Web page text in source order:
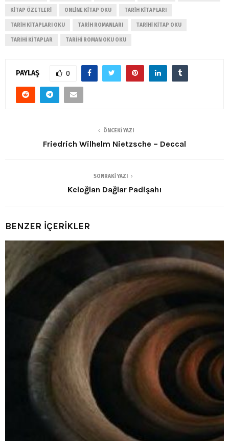
KITAP ÖZETLERI ONLINE KITAP OKU TARIH KITAPLARI
TARIH KITAPLARI OKU TARIH ROMANLARI TARIHI KITAP OKU
TARIHI KITAPLAR TARIHI ROMAN OKU OKU
PAYLAŞ 0
ÖNCEKI YAZI
Friedrich Wilhelm Nietzsche – Deccal
SONRAKI YAZI
Keloğlan Dağlar Padişahı
BENZER İÇERİKLER